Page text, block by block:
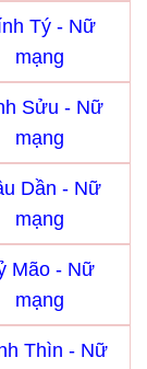
Tý - Nữ
mạng
Sửu - Nữ
mạng
Dần - Nữ
mạng
Mão - Nữ
mạng
Thìn - Nữ